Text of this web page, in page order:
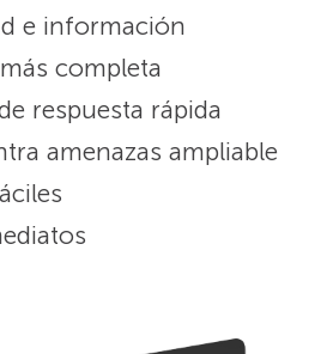
e información
completa
respuesta rápida
amenazas ampliable